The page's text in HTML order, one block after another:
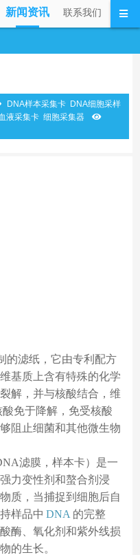
新闻资讯 联系我们
DNA样本采集卡 DNA细胞采样
液采集卡 细胞采集器
的滤纸，它由专利配方
基质上含有特殊的化学
解，并与核酸结合，维
免于降解，免受核酸
阻止细菌和其他微生物
滤膜，样本卡）是一
力变性剂和螯合剂浸
质，当捕捉到细胞后自
样品中 DNA 的完整
酶、氧化剂和紫外线损
的生长。